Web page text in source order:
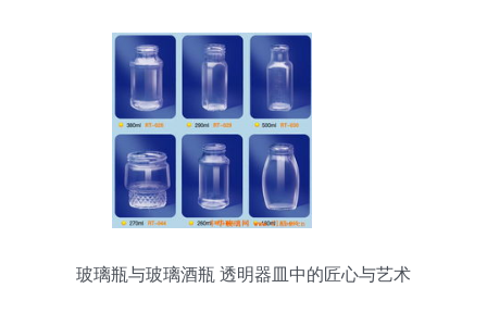
玻璃瓶与玻璃酒瓶 透明器皿中的匠心与艺术